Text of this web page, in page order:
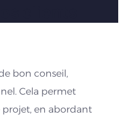
bon conseil,
Cela permet
projet, en abordant